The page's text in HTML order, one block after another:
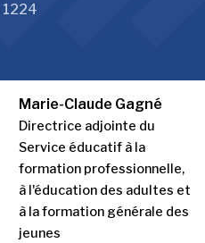
Marie-Claude Gagné
Directrice adjointe du
Service éducatif à la
formation professionnelle,
à l'éducation des adultes et
à la formation générale des
jeunes